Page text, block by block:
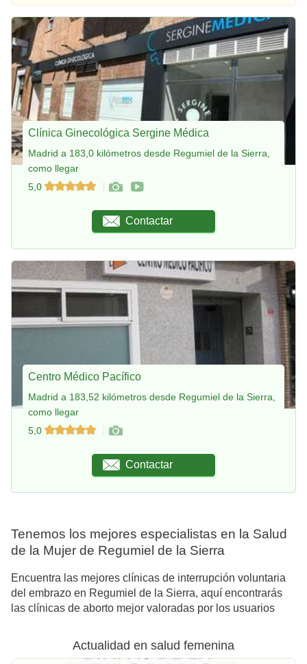
Clínica Ginecológica Sergine Médica
Madrid a 183,0 kilómetros desde Regumiel de la Sierra,
como llegar
5,0
Contactar
Centro Médico Pacífico
Madrid a 183,52 kilómetros desde Regumiel de la Sierra,
como llegar
5,0
Contactar
Tenemos los mejores especialistas en la Salud
de la Mujer de Regumiel de la Sierra
Encuentra las mejores clínicas de interrupción voluntaria
del embrazo en Regumiel de la Sierra, aquí encontrarás
las clínicas de aborto mejor valoradas por los usuarios
Actualidad en salud femenina